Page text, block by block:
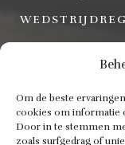
Om de beste
cookies om informatie
Door in te stemmen
zoals surfgedrag of
VERSLAGEN